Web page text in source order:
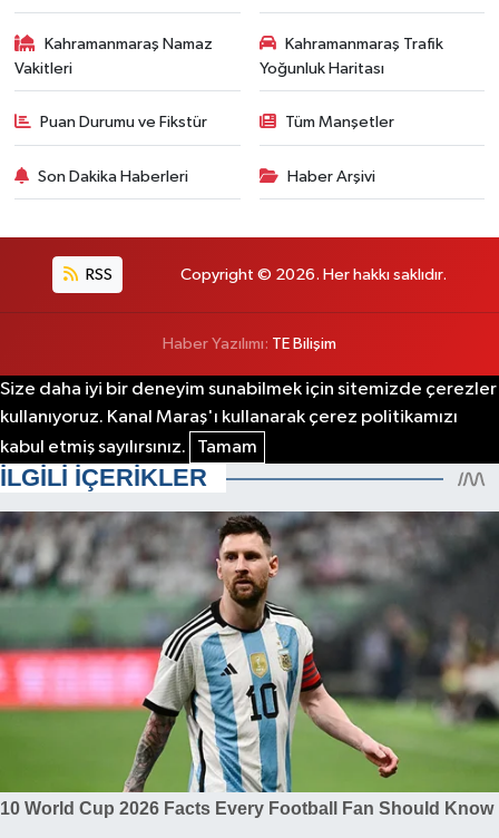
Kahramanmaraş Namaz
Vakitleri
Kahramanmaraş Trafik
Yoğunluk Haritası
Puan Durumu ve Fikstür Tüm Manşetler
Son Dakika Haberleri Haber Arşivi
RSS Copyright © 2026. Her hakkı saklıdır.
Haber Yazılımı: TE Bilişim
Size daha iyi bir deneyim sunabilmek için sitemizde çerezler
kullanıyoruz. Kanal Maraş'ı kullanarak çerez politikamızı
kabul etmiş sayılırsınız.
Tamam